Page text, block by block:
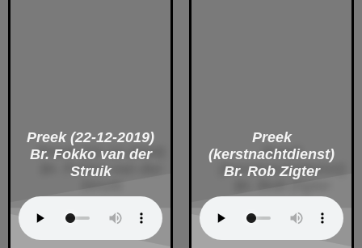
Preek (22-12-2019)
Br. Fokko van der
Struik
Preek
(kerstnachtdienst)
Br. Rob Zigter